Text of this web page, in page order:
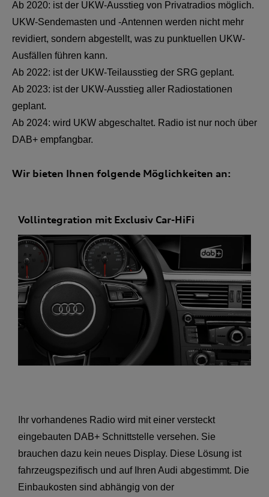
Ab 2020: ist der UKW-Ausstieg von Privatradios möglich.
UKW-Sendemasten und -Antennen werden nicht mehr
revidiert, sondern abgestellt, was zu punktuellen UKW-
Ausfällen führen kann.
Ab 2022: ist der UKW-Teilausstieg der SRG geplant.
Ab 2023: ist der UKW-Ausstieg aller Radiostationen
geplant.
Ab 2024: wird UKW abgeschaltet. Radio ist nur noch über
DAB+ empfangbar.
Wir bieten Ihnen folgende Möglichkeiten an:
Vollintegration mit Exclusiv Car-HiFi
Ihr vorhandenes Radio wird mit einer versteckt
eingebauten DAB+ Schnittstelle versehen. Sie
brauchen dazu kein neues Display. Diese Lösung ist
fahrzeugspezifisch und auf Ihren Audi abgestimmt. Die
­Einbaukosten sind abhängig von der